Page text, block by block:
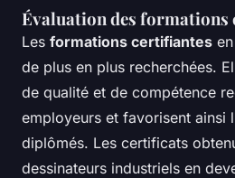
Évaluation des formations
Les formations certifiantes
de plus en plus recherchées.
de qualité et de compétence
employeurs et favorisent ainsi
diplômés. Les certificats
dessinateurs industriels en